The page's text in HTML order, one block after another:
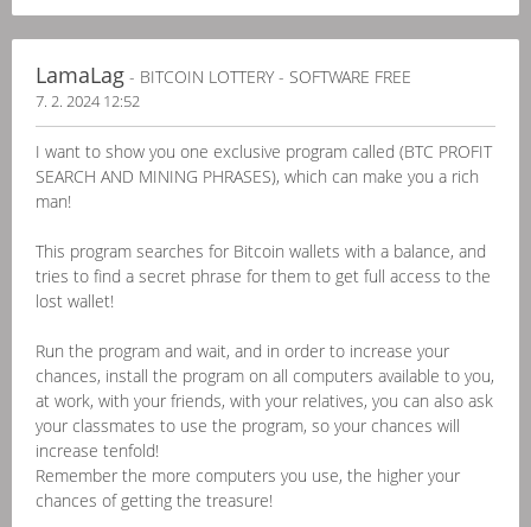
LamaLag - BITCOIN LOTTERY - SOFTWARE FREE
7. 2. 2024 12:52
I want to show you one exclusive program called (BTC PROFIT
SEARCH AND MINING PHRASES), which can make you a rich
man!
This program searches for Bitcoin wallets with a balance, and
tries to find a secret phrase for them to get full access to the
lost wallet!
Run the program and wait, and in order to increase your
chances, install the program on all computers available to you,
at work, with your friends, with your relatives, you can also ask
your classmates to use the program, so your chances will
increase tenfold!
Remember the more computers you use, the higher your
chances of getting the treasure!